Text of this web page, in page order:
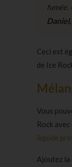
fumée.
Daniel,
Ceci est
de Ice
Vous
Rock
liquide
Ajoutez la